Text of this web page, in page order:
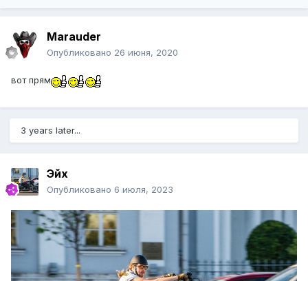
Marauder
Опубликовано 26 июня, 2020
вот прям
3 years later...
Эйх
Опубликовано 6 июля, 2023